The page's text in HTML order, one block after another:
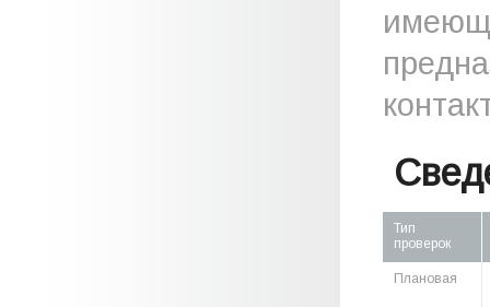
Тип
проверок
Плановая